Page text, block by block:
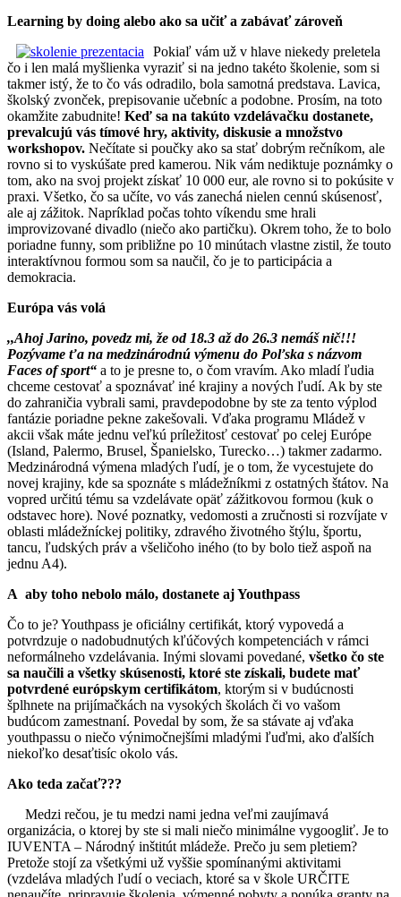
Learning by doing alebo ako sa učiť a zabávať zároveň
Pokiaľ vám už v hlave niekedy preletela
čo i len malá myšlienka vyraziť si na jedno takéto školenie, som si
takmer istý, že to čo vás odradilo, bola samotná predstava. Lavica,
školský zvonček, prepisovanie učebníc a podobne. Prosím, na toto
okamžite zabudnite! Keď sa na takúto vzdelávačku dostanete,
prevalcujú vás tímové hry, aktivity, diskusie a množstvo
workshopov. Nečítate si poučky ako sa stať dobrým rečníkom, ale
rovno si to vyskúšate pred kamerou. Nik vám nediktuje poznámky o
tom, ako na svoj projekt získať 10 000 eur, ale rovno si to pokúsite v
praxi. Všetko, čo sa učíte, vo vás zanechá nielen cennú skúsenosť,
ale aj zážitok. Napríklad počas tohto víkendu sme hrali
improvizované divadlo (niečo ako partičku). Okrem toho, že to bolo
poriadne funny, som približne po 10 minútach vlastne zistil, že touto
interaktívnou formou som sa naučil, čo je to participácia a
demokracia.
Európa vás volá
,,Ahoj Jarino, povedz mi, že od 18.3 až do 26.3 nemáš nič!!!
Pozývame ťa na medzinárodnú výmenu do Poľska s názvom
Faces of sport“ a to je presne to, o čom vravím. Ako mladí ľudia
chceme cestovať a spoznávať iné krajiny a nových ľudí. Ak by ste
do zahraničia vybrali sami, pravdepodobne by ste za tento výplod
fantázie poriadne pekne zakešovali. Vďaka programu Mládež v
akcii však máte jednu veľkú príležitosť cestovať po celej Európe
(Island, Palermo, Brusel, Španielsko, Turecko…) takmer zadarmo.
Medzinárodná výmena mladých ľudí, je o tom, že vycestujete do
novej krajiny, kde sa spoznáte s mládežníkmi z ostatných štátov. Na
vopred určitú tému sa vzdelávate opäť zážitkovou formou (kuk o
odstavec hore). Nové poznatky, vedomosti a zručnosti si rozvíjate v
oblasti mládežníckej politiky, zdravého životného štýlu, športu,
tancu, ľudských práv a všeličoho iného (to by bolo tiež aspoň na
jednu A4).
A aby toho nebolo málo, dostanete aj Youthpass
Čo to je? Youthpass je oficiálny certifikát, ktorý vypovedá a
potvrdzuje o nadobudnutých kľúčových kompetenciách v rámci
neformálneho vzdelávania. Inými slovami povedané, všetko čo ste
sa naučili a všetky skúsenosti, ktoré ste získali, budete mať
potvrdené európskym certifikátom, ktorým si v budúcnosti
šplhnete na prijímačkách na vysokých školách či vo vašom
budúcom zamestnaní. Povedal by som, že sa stávate aj vďaka
youthpassu o niečo výnimočnejšími mladými ľuďmi, ako ďalších
niekoľko desaťtisíc okolo vás.
Ako teda začať???
Medzi rečou, je tu medzi nami jedna veľmi zaujímavá
organizácia, o ktorej by ste si mali niečo minimálne vygoogliť. Je to
IUVENTA – Národný inštitút mládeže. Prečo ju sem pletiem?
Pretože stojí za všetkými už vyššie spomínanými aktivitami
(vzdeláva mladých ľudí o veciach, ktoré sa v škole URČITE